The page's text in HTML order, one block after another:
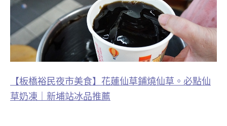
【板橋裕民夜市美食】花蓮仙草鋪燒仙草。必點仙
草奶凍｜新埔站冰品推薦